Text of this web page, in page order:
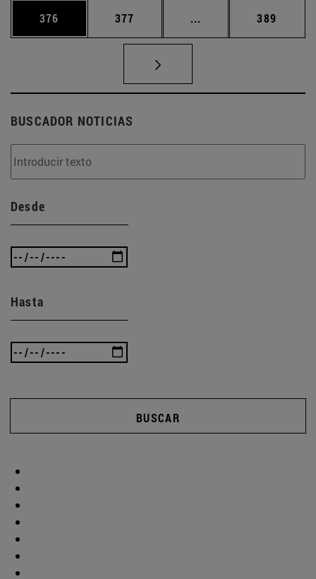
Página
376 Página
377 ... Páginas intermedias
Página
389
BUSCADOR NOTICIAS
Desde
Hasta
BUSCAR